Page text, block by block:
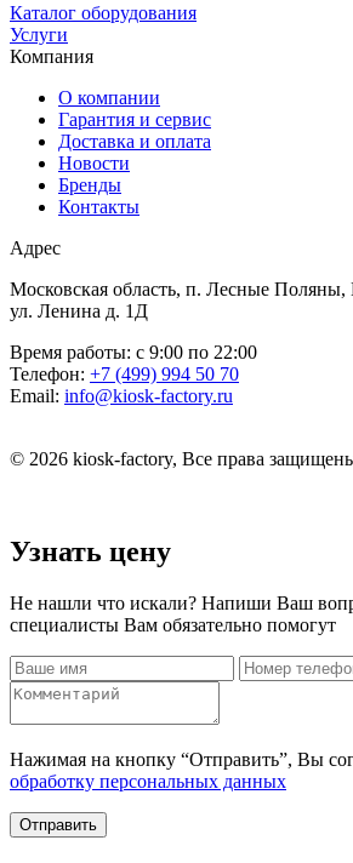
Каталог оборудования
Услуги
Компания
О компании
Гарантия и сервис
Доставка и оплата
Новости
Бренды
Контакты
Адрес
Московская область, п. Лесные
ул. Ленина д. 1Д
Время работы: с 9:00 по 22:00
Телефон: +7 (499) 994 50 70
Email: info@kiosk-factory.ru
© 2026 kiosk-factory, Все права
Узнать цену
Не нашли что искали? Напиши Ваш
специалисты Вам обязательно помогут
Нажимая на кнопку “Отправить”, Вы
обработку персональных данных
Отправить